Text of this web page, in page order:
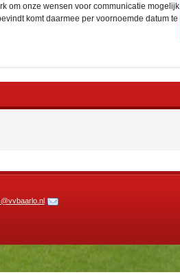
om onze wensen voor communicatie mogelijk
komt daarmee per voornoemde datum te